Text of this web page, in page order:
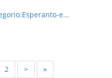
e...
2 > »